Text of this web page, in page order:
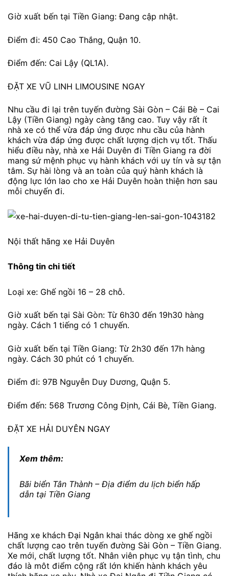
Giờ xuất bến tại Tiền Giang: Đang cập nhật.
Điểm đi: 450 Cao Thắng, Quận 10.
Điểm đến: Cai Lậy (QL1A).
ĐẶT XE VŨ LINH LIMOUSINE NGAY
Nhu cầu đi lại trên tuyến đường Sài Gòn – Cái Bè – Cai
Lậy (Tiền Giang) ngày càng tăng cao. Tuy vậy rất ít
nhà xe có thể vừa đáp ứng được nhu cầu của hành
khách vừa đáp ứng được chất lượng dịch vụ tốt. Thấu
hiểu điều này, nhà xe Hải Duyên đi Tiền Giang ra đời
mang sứ mệnh phục vụ hành khách với uy tín và sự tận
tâm. Sự hài lòng và an toàn của quý hành khách là
động lực lớn lao cho xe Hải Duyên hoàn thiện hơn sau
mỗi chuyến đi.
Nội thất hãng xe Hải Duyên
Thông tin chi tiết
Loại xe: Ghế ngồi 16 – 28 chỗ.
Giờ xuất bến tại Sài Gòn: Từ 6h30 đến 19h30 hàng
ngày. Cách 1 tiếng có 1 chuyến.
Giờ xuất bến tại Tiền Giang: Từ 2h30 đến 17h hàng
ngày. Cách 30 phút có 1 chuyến.
Điểm đi: 97B Nguyễn Duy Dương, Quận 5.
Điểm đến: 568 Trương Công Định, Cái Bè, Tiền Giang.
ĐẶT XE HẢI DUYÊN NGAY
Xem thêm:
Bãi biển Tân Thành – Địa điểm du lịch biển hấp
dẫn tại Tiền Giang
Hãng xe khách Đại Ngân khai thác dòng xe ghế ngồi
chất lượng cao trên tuyến đường Sài Gòn – Tiền Giang.
Xe mới, chất lượng tốt. Nhân viên phục vụ tận tình, chu
đáo là môt điểm cộng rất lớn khiến hành khách yêu